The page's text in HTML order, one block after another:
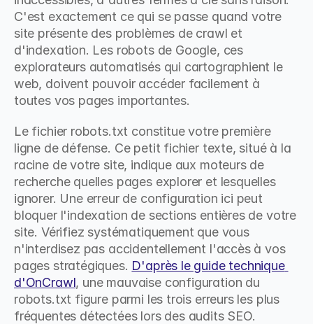
C'est exactement ce qui se passe quand votre
site présente des problèmes de crawl et
d'indexation. Les robots de Google, ces
explorateurs automatisés qui cartographient le
web, doivent pouvoir accéder facilement à
toutes vos pages importantes.
Le fichier robots.txt constitue votre première
ligne de défense. Ce petit fichier texte, situé à la
racine de votre site, indique aux moteurs de
recherche quelles pages explorer et lesquelles
ignorer. Une erreur de configuration ici peut
bloquer l'indexation de sections entières de votre
site. Vérifiez systématiquement que vous
n'interdisez pas accidentellement l'accès à vos
pages stratégiques. D'après le guide technique
d'OnCrawl, une mauvaise configuration du
robots.txt figure parmi les trois erreurs les plus
fréquentes détectées lors des audits SEO.